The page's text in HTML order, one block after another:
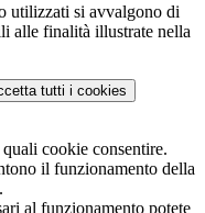
utilizzati si avvalgono di
alle finalità illustrate nella
tutti i cookies
cookie consentire.
il funzionamento della
al funzionamento potete